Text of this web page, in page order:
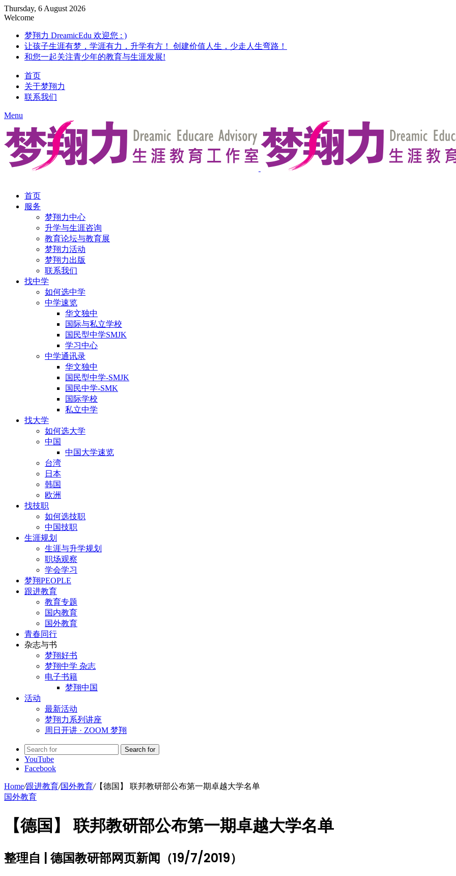
Thursday, 6 August 2026
Welcome
梦翔力 DreamicEdu 欢迎您 : )
让孩子生涯有梦，学涯有力，升学有方！ 创建价值人生，少走人生弯路！
和您一起关注青少年的教育与生涯发展!
首页
关于梦翔力
联系我们
Menu
首页
服务
梦翔力中心
升学与生涯咨询
教育论坛与教育展
梦翔力活动
梦翔力出版
联系我们
找中学
如何选中学
中学速览
华文独中
国际与私立学校
国民型中学SMJK
学习中心
中学通讯录
华文独中
国民型中学-SMJK
国民中学-SMK
国际学校
私立中学
找大学
如何选大学
中国
中国大学速览
台湾
日本
韩国
欧洲
找技职
如何选技职
中国技职
生涯规划
生涯与升学规划
职场观察
学会学习
梦翔PEOPLE
跟进教育
教育专题
国内教育
国外教育
青春同行
杂志与书
梦翔好书
梦翔中学 杂志
电子书籍
梦翔中国
活动
最新活动
梦翔力系列讲座
周日开讲 · ZOOM 梦翔
Search for
YouTube
Facebook
Home/跟进教育/国外教育/【德国】 联邦教研部公布第一期卓越大学名单
国外教育
【德国】 联邦教研部公布第一期卓越大学名单
整理自 | 德国教研部网页新闻（19/7/2019）